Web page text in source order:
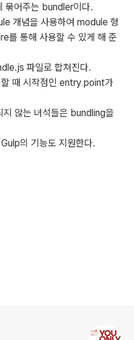
묶어주는 bundler이다.
개념을 사용하여 module 형
를 통해 사용할 수 있게 해 준
파일로 합쳐진다.
때 시작점인 entry point가
않는 녀석들은 bundling을
의 기능도 지원한다.